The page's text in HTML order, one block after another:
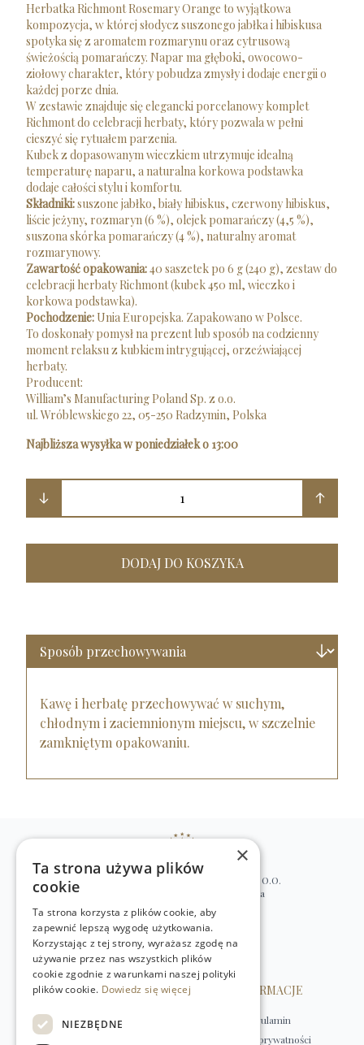
Herbatka Richmont Rosemary Orange to wyjątkowa
kompozycja, w której słodycz suszonego jabłka i hibiskusa
spotyka się z aromatem rozmarynu oraz cytrusową
świeżością pomarańczy. Napar ma głęboki, owocowo-
ziołowy charakter, który pobudza zmysły i dodaje energii o
każdej porze dnia.
W zestawie znajduje się elegancki porcelanowy komplet
Richmont do celebracji herbaty, który pozwala w pełni
cieszyć się rytuałem parzenia.
Kubek z dopasowanym wieczkiem utrzymuje idealną
temperaturę naparu, a naturalna korkowa podstawka
dodaje całości stylu i komfortu.
Składniki:suszone jabłko, biały hibiskus, czerwony hibiskus,
liście jeżyny, rozmaryn (6 %), olejek pomarańczy (4,5 %),
suszona skórka pomarańczy (4 %), naturalny aromat
rozmarynowy.
Zawartość opakowania:40 saszetek po 6 g (240 g), zestaw do
celebracji herbaty Richmont (kubek 450 ml, wieczko i
korkowa podstawka).
Pochodzenie: Unia Europejska. Zapakowano w Polsce.
To doskonały pomysł na prezent lub sposób na codzienny
moment relaksu z kubkiem intrygującej, orzeźwiającej
herbaty.
Producent:
William’s Manufacturing Poland Sp. z o.o.
ul. Wróblewskiego 22, 05-250 Radzymin, Polska
Najbliższa wysyłka w poniedziałek o 13:00
1
DODAJ DO KOSZYKA
Kawę i herbatę przechowywać w suchym,
chłodnym i zaciemnionym miejscu, w szczelnie
zamkniętym opakowaniu.
WILLIAM’S NATURAL PRODUCTS SP. Z O.O.
ul. Stawki 2, 00-193 Warszawa, Polska
+48 (22) 875 91 35
kontakt@w-natural.pl
Obsługa sklepu internetowego
+48 798 349 435
OBSŁUGA KLIENTA
Kontakt
INFORMACJE
Regulamin
Polityka prywatności
×
Ta strona używa plików
cookie
Ta strona korzysta z plików cookie, aby
zapewnić lepszą wygodę użytkowania.
Korzystając z tej strony, wyrażasz zgodę na
używanie przez nas wszystkich plików
cookie zgodnie z warunkami naszej polityki
plików cookie. Dowiedz się więcej
NIEZBĘDNE